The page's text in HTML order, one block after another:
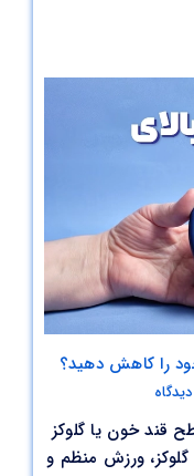
را کاهش دهید؟
قند خون یا گلوکز
ورزش منظم و